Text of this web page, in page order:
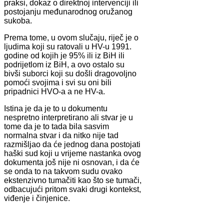
praksi, dokaz o direktnoj intervenciji ili
postojanju međunarodnog oružanog
sukoba.
Prema tome, u ovom slučaju, riječ je o
ljudima koji su ratovali u HV-u 1991.
godine od kojih je 95% ili iz BiH ili
podrijetlom iz BiH, a ovo ostalo su
bivši suborci koji su došli dragovoljno
pomoći svojima i svi su oni bili
pripadnici HVO-a a ne HV-a.
Istina je da je to u dokumentu
nespretno interpretirano ali stvar je u
tome da je to tada bila sasvim
normalna stvar i da nitko nije tad
razmišljao da će jednog dana postojati
haški sud koji u vrijeme nastanka ovog
dokumenta još nije ni osnovan, i da će
se onda to na takvom sudu ovako
ekstenzivno tumačiti kao što se tumači,
odbacujući pritom svaki drugi kontekst,
viđenje i činjenice.